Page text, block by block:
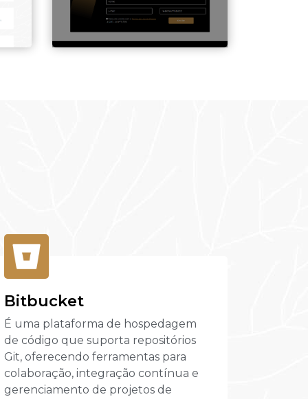
Bitbucket
É uma plataforma de hospedagem
de código que suporta repositórios
Git, oferecendo ferramentas para
colaboração, integração contínua e
gerenciamento de projetos de